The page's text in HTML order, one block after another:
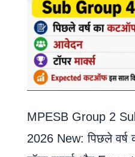
MPESB Group 2
2026 New: पिछले